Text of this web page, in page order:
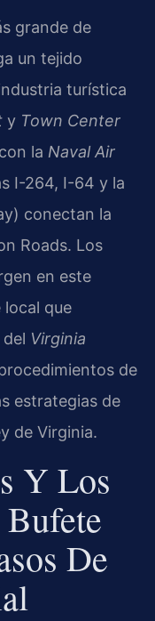
grande de
un tejido
turística
y Town Center
la Naval Air
I-264, I-64 y la
conectan la
Roads. Los
en este
que
Virginia
de
estrategias de
de Virginia.
Y Los
De